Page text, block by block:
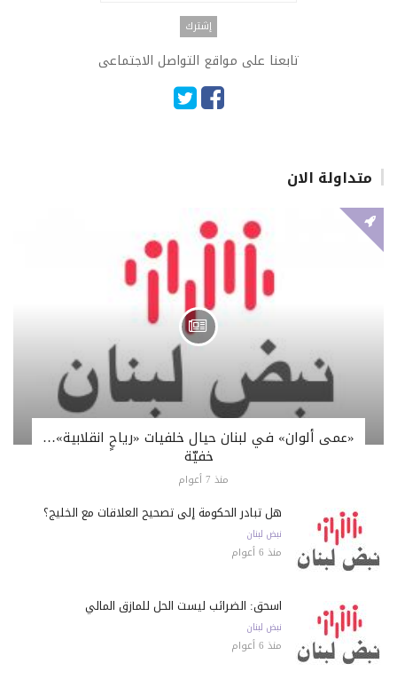
تابعنا على مواقع التواصل الاجتماعى
متداولة الان
«عمى ألوان» في لبنان حيال خلفيات «رياحٍ انقلابية»…
خفيّة
منذ 7 أعوام
هل تبادر الحكومة إلى تصحيح العلاقات مع الخليج؟
نبض لبنان
منذ 6 أعوام
اسحق: الضرائب ليست الحل للمأزق المالي
نبض لبنان
منذ 6 أعوام